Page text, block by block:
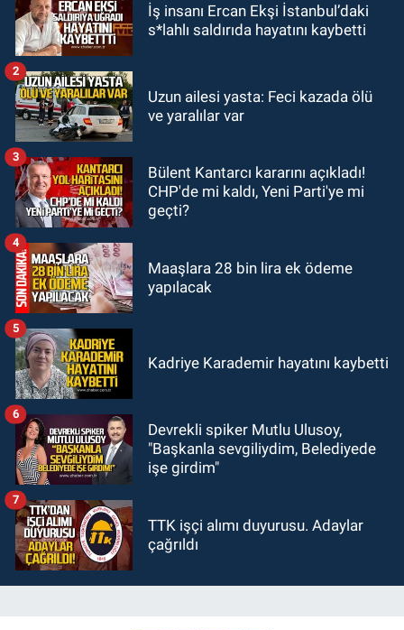
15:103. Lig 1. Grup’ta program
14:44Zonguldak nefes alamıyor.
KARABÜK
13:26Karabük milletvekilleri
bastırdı. Cumhurbaşkanı Erdoğan
İş insanı Ercan Ekşi İstanbul’daki
s*lahlı saldırıda hayatını kaybetti
Uzun ailesi yasta: Feci kazada ölü
ve yaralılar var
2
Bülent Kantarcı kararını açıkladı!
CHP'de mi kaldı, Yeni Parti'ye mi
geçti?
3
Maaşlara 28 bin lira ek ödeme
yapılacak
4
Kadriye Karademir hayatını kaybetti
5
Devrekli spiker Mutlu Ulusoy,
"Başkanla sevgiliydim, Belediyede
işe girdim"
6
TTK işçi alımı duyurusu. Adaylar
çağrıldı
7